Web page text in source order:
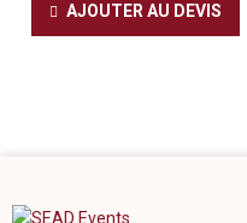
AJOUTER AU DEVIS